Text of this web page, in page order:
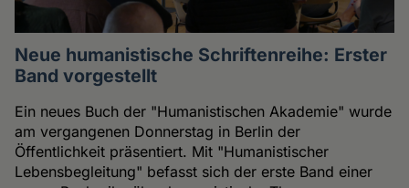
Neue humanistische Schriftenreihe: Erster
Band vorgestellt
Ein neues Buch der "Humanistischen Akademie" wurde
am vergangenen Donnerstag in Berlin der
Öffentlichkeit präsentiert. Mit "Humanistischer
Lebensbegleitung" befasst sich der erste Band einer